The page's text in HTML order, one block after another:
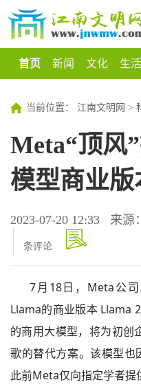
首页 新闻 文化 生活
当前位置： 江南文明网 >
Meta“顶风
模型商业版
2023-07-20 12:33 来源
条评论
7月18日，Meta公
Llama的商业版本 Llama
的商用大模型，将为初创
歌的替代方案。该模型也
此前Meta仅向指定学者提